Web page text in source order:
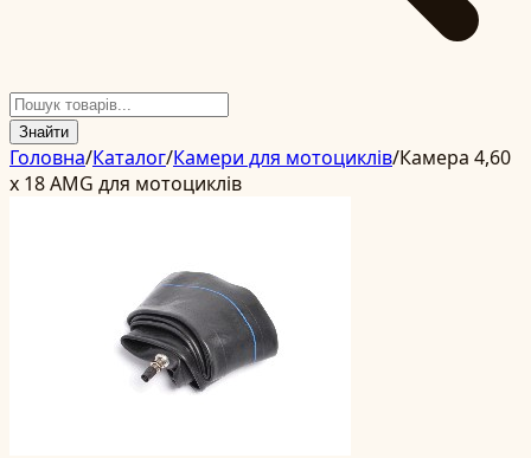
Знайти
Головна/Каталог/Камери для мотоциклів/Камера 4,60
x 18 AMG для мотоциклів